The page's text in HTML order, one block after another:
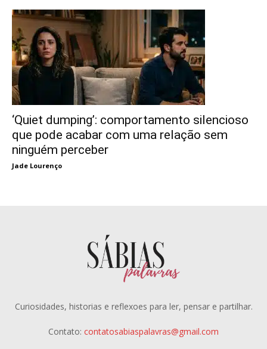
‘Quiet dumping’: comportamento silencioso
que pode acabar com uma relação sem
ninguém perceber
Jade Lourenço
Curiosidades, historias e reflexoes para ler, pensar e partilhar.
Contato: contatosabiaspalavras@gmail.com